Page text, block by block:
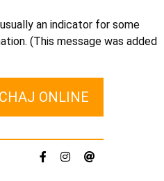
an indicator for some
(This message was added
ONLINE